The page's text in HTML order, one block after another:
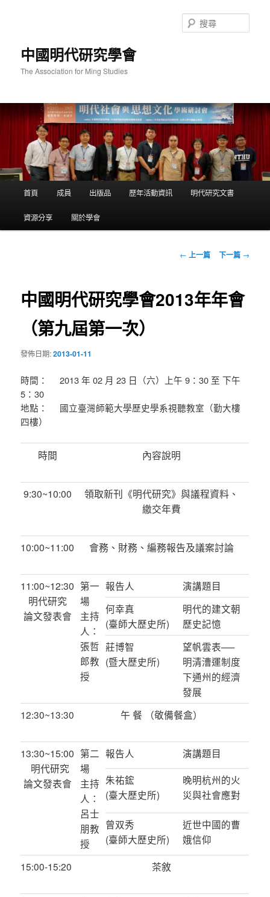
中國明代研究學會
The Association for Ming Studies
尋
首頁 成員 出版品 歷年活動資訊 明代研究文書
資源分享 關於學會
文
覽
← 上一篇 下一篇 →
中國明代研究學會2013年年會
（第九屆第一次）
發佈日期:2013-01-11
時間： 2013 年 02 月 23 日（六）上午 9：30 至 下午
5：30
地點： 國立臺灣師範大學歷史學系視聽教室（勤大樓
四樓）
時間 內容說明
9:30~10:00
領取新刊《明代研究》與議程資料、
繳交年費
10:00~11:00 會務、財務、編務報告及議案討論
11:00~12:30
明代研究
論文發表會
第一
場
主持
人：
張哲
郎教
授
報告人
演講題目
何幸真
(臺師大歷史所)
明代的建文朝
歷史記憶
莊博智
(暨大歷史所)
望帆雲表──
明清漕運制度
下通州的經濟
發展
12:30~13:30
午 餐 （敬備餐盒）
13:30~15:00
明代研究
論文發表會
第二
場
主持
人：
呂士
朋教
授
報告人
演講題目
朱祐鋐
(臺大歷史所)
晚明杭州的火
災與社會應對
曾双秀
(臺師大歷史所)
近世中國的曹
娥信仰
15:00-15:20 茶敘